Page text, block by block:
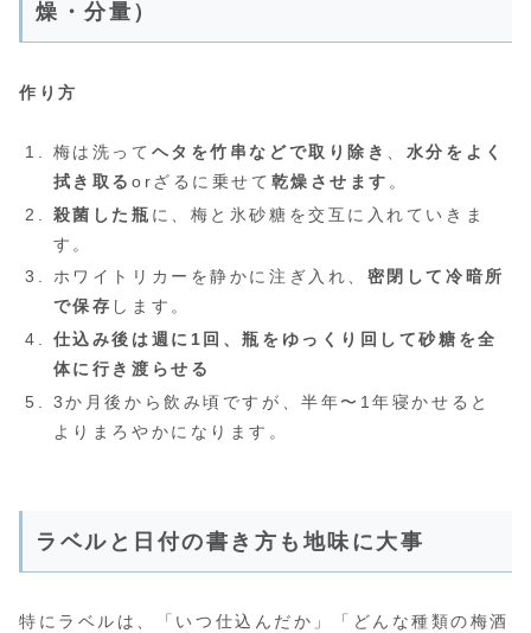
燥・分量）
作り方
梅は洗って ヘタを竹串などで取り除き
水分をよく
拭き取るorざるに乗せて 乾燥させます 。
殺菌した瓶 に、梅と氷砂糖を交互に入れていきま
す。
ホワイトリカーを静かに注ぎ入れ、 密閉して冷暗所
で保存 します。
仕込み後は週に1回、瓶をゆっくり回して砂糖を全
体に行き渡らせる
3か月後から飲み頃ですが、半年〜1年寝かせると
よりまろやかになります。
ラベルと日付の書き方も地味に大事
特にラベルは、「いつ仕込んだか」「どんな種類の梅酒